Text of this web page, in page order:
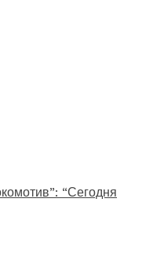
“Сегодня